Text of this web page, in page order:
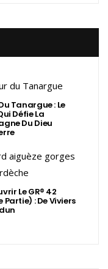
Tanargue : Le
Défie La
Du Dieu
Le GR® 42
Partie) : De Viviers